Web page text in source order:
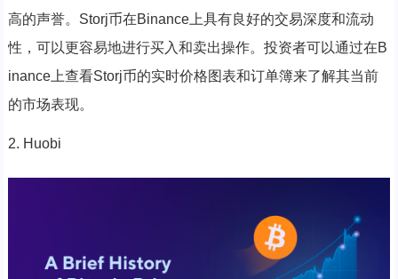
高的声誉。Storj币在Binance上具有良好的交易深度和流动
性，可以更容易地进行买入和卖出操作。投资者可以通过在B
inance上查看Storj币的实时价格图表和订单簿来了解其当前
的市场表现。
2. Huobi